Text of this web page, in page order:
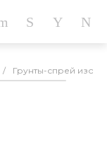
/ Грунты-спрей